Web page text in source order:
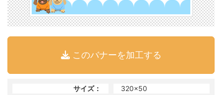
このバナーを加工する
サイズ：
320x50